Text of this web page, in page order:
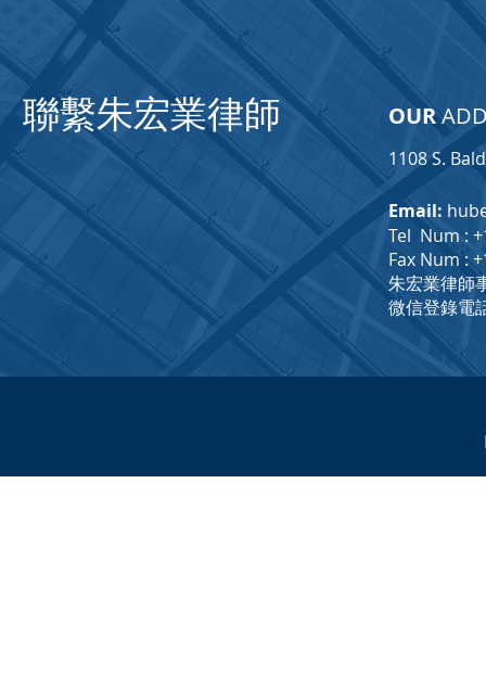
​聯繫朱宏業律師 OUR
1108 S.
Email:
Tel Num :
Fax Num :
朱宏業律師
微信登錄電